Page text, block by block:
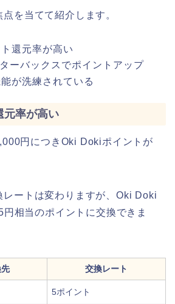
を当てて紹介します。
還元率が高い
ーバックスでポイントアップ
が洗練されている
元率が高い
円につきOki Dokiポイントが
レートは変わりますが、Oki Doki
相当のポイントに交換できま
交換レート
5ポイント